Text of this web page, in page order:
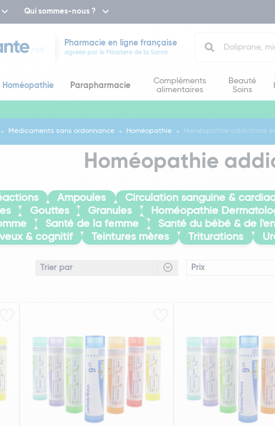
Qui sommes-nous ?
Pharmacie en ligne française
agréée par le Ministère de la Santé
Homéopathie Parapharmacie
Compléments
alimentaires
Beauté
Soins
Médicaments sans ordonnance Homéopathie Homéopathie addictions
Homéopathie
Ampoules Circulation sanguine &
Gouttes Granules Homéopathie
Santé de la femme Santé du bébé & de
& cognitif
Teintures mères Triturations
Prix